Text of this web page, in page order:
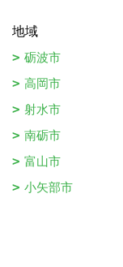
地域
砺波市
高岡市
射水市
南砺市
富山市
小矢部市